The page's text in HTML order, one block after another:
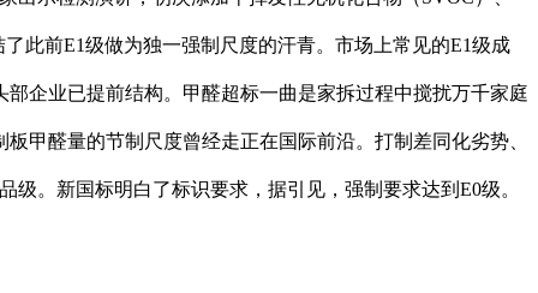
此前E1级做为独一强制尺度的汗青。市场上常见的E1级成
企业已提前结构。甲醛超标一曲是家拆过程中搅扰万千家庭
甲醛量的节制尺度曾经走正在国际前沿。打制差同化劣势、
级。新国标明白了标识要求，据引见，强制要求达到E0级。